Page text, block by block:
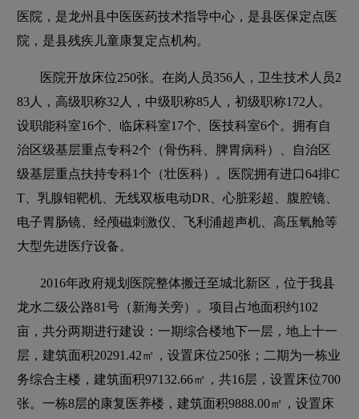
医院，是龙州县中医医药技术指导中心，是县医保定点医
院，是县残疾儿童康复定点机构。
医院开放床位250张。在岗人员356人，卫生技术人员2
83人，高级职称32人，中级职称85人，初级职称172人。
设职能科室16个、临床科室17个、医技科室6个。拥有自
治区级基层重点专科2个（骨伤科、脾胃病科）、自治区
级基层重点扶持专科1个（壮医科）。医院拥有进口64排C
T、乳腺钼靶机、无线双板电动DR、心脏彩超、腹腔镜、
电子胃肠镜、经颅磁刺激仪、飞利浦超声机、高压氧舱等
大型先进医疗设备。
2016年政府规划医院整体搬迁至城北新区，位于我县
龙水二级公路81号（新海关旁）。项目占地面积约102
亩，共分两期进行建设：一期综合楼地下一层，地上十一
层，建筑面积20291.42㎡，设置床位250张；二期为一栋业
务综合主楼，建筑面积97132.66㎡，共16层，设置床位700
张。一栋8层的康复医养楼，建筑面积9888.00㎡，设置床